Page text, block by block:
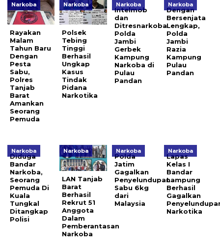
Narkoba
Rayakan
Malam
Tahun Baru
Dengan
Pesta
Sabu,
Polres
Tanjab
Barat
Amankan
Seorang
Pemuda
Narkoba
Polsek
Tebing
Tinggi
Berhasil
Ungkap
Kasus
Tindak
Pidana
Narkotika
Narkoba
Intelmob
dan
Ditresnarkoba
Polda
Jambi
Gerbek
Kampung
Narkoba di
Pulau
Pandan
Narkoba
Dengan
Bersenjata
Lengkap,
Polda
Jambi
Razia
Kampung
Pulau
Pandan
Narkoba
Diduga
Bandar
Narkoba,
Seorang
Pemuda Di
Kuala
Tungkal
Ditangkap
Polisi
Narkoba
LAN Tanjab
Barat
Berhasil
Rekrut 51
Anggota
Dalam
Pemberantasan
Narkoba
Narkoba
Polda
Jatim
Gagalkan
Penyelundupan
Sabu 6kg
dari
Malaysia
Narkoba
Lapas
Kelas I
Bandar
Lampung
Berhasil
Gagalkan
Narkotika